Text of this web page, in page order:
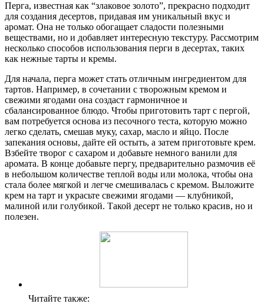
Перга, известная как “злаковое золото”, прекрасно подходит
для создания десертов, придавая им уникальный вкус и
аромат. Она не только обогащает сладости полезными
веществами, но и добавляет интересную текстуру. Рассмотрим
несколько способов использования перги в десертах, таких
как нежные тарты и кремы.
Для начала, перга может стать отличным ингредиентом для
тартов. Например, в сочетании с творожным кремом и
свежими ягодами она создаст гармоничное и
сбалансированное блюдо. Чтобы приготовить тарт с пергой,
вам потребуется основа из песочного теста, которую можно
легко сделать, смешав муку, сахар, масло и яйцо. После
запекания основы, дайте ей остыть, а затем приготовьте крем.
Взбейте творог с сахаром и добавьте немного ванили для
аромата. В конце добавьте пергу, предварительно размочив её
в небольшом количестве теплой воды или молока, чтобы она
стала более мягкой и легче смешивалась с кремом. Выложите
крем на тарт и украсьте свежими ягодами — клубникой,
малиной или голубикой. Такой десерт не только красив, но и
полезен.
Читайте также: